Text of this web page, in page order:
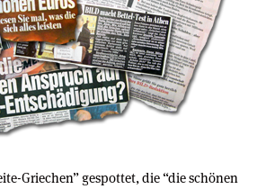
Griechen” gespottet, die “die schönen